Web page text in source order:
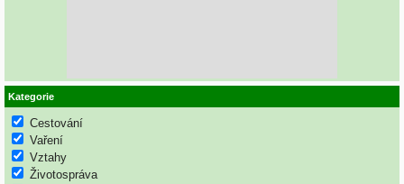
Kategorie
Cestování
Vaření
Vztahy
Životospráva